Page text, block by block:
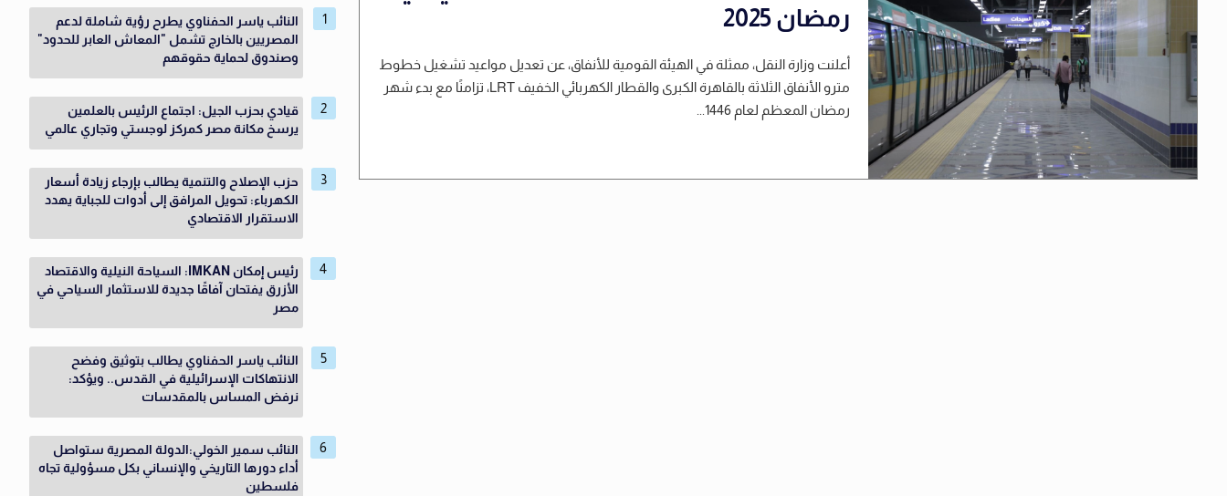
رمضان 2025
أعلنت وزارة النقل، ممثلة في الهيئة القومية للأنفاق، عن تعديل مواعيد تشغيل خطوط
مترو الأنفاق الثلاثة بالقاهرة الكبرى والقطار الكهربائي الخفيف LRT، تزامنًا مع بدء شهر
رمضان المعظم لعام 1446...
النائب ياسر الحفناوي يطرح رؤية شاملة لدعم
المصريين بالخارج تشمل "المعاش العابر للحدود"
وصندوق لحماية حقوقهم
قيادي بحزب الجيل: اجتماع الرئيس بالعلمين
يرسخ مكانة مصر كمركز لوجستي وتجاري عالمي
حزب الإصلاح والتنمية يطالب بإرجاء زيادة أسعار
الكهرباء: تحويل المرافق إلى أدوات للجباية يهدد
الاستقرار الاقتصادي
رئيس إمكان IMKAN: السياحة النيلية والاقتصاد
الأزرق يفتحان آفاقًا جديدة للاستثمار السياحي في
مصر
النائب ياسر الحفناوي يطالب بتوثيق وفضح
الانتهاكات الإسرائيلية في القدس.. ويؤكد:
نرفض المساس بالمقدسات
النائب سمير الخولي:الدولة المصرية ستواصل
أداء دورها التاريخي والإنساني بكل مسؤولية تجاه
فلسطين